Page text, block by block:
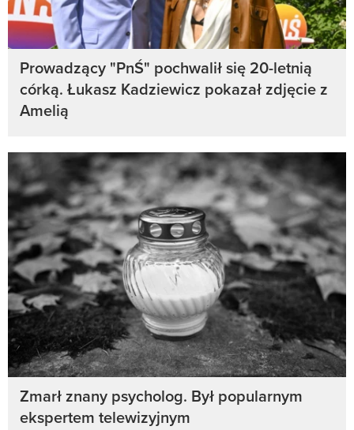
Prowadzący "PnŚ" pochwalił się 20-letnią
córką. Łukasz Kadziewicz pokazał zdjęcie z
Amelią
Zmarł znany psycholog. Był popularnym
ekspertem telewizyjnym